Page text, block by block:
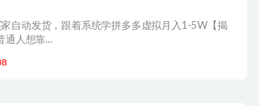
自动发货，跟着系统学拼多多虚拟月入1-5W【揭
通人想靠...